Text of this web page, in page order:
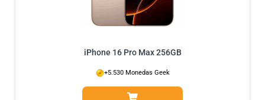
iPhone 16 Pro Max 256GB
+5.530 Monedas Geek